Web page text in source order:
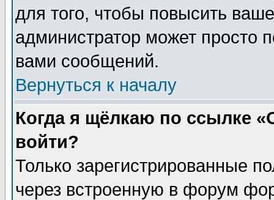
для того, чтобы повысить
администратор может просто
вами сообщений.
Вернуться к началу
Когда я щёлкаю по ссылке
войти?
Только зарегистрированные
через встроенную в форум